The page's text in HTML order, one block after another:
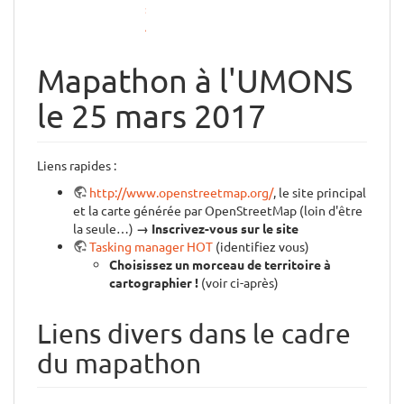
sur
Android
Mapathon à l'UMONS
le 25 mars 2017
Liens rapides :
http://www.openstreetmap.org/, le site principal
et la carte générée par OpenStreetMap (loin d'être
la seule…) → Inscrivez-vous sur le site
Tasking manager HOT (identifiez vous)
Choisissez un morceau de territoire à
cartographier ! (voir ci-après)
Liens divers dans le cadre
du mapathon